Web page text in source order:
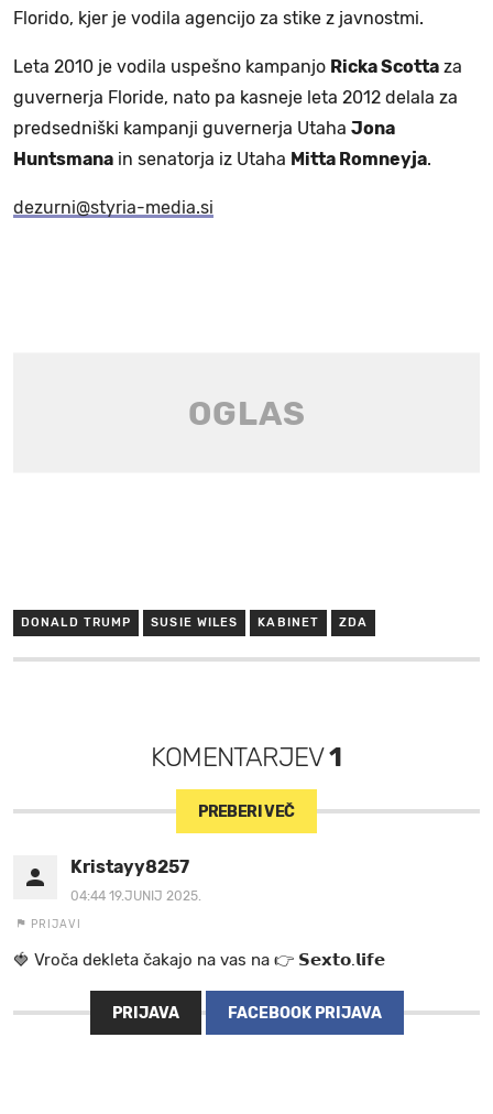
Florido, kjer je vodila agencijo za stike z javnostmi.
Leta 2010 je vodila uspešno kampanjo Ricka Scotta za
guvernerja Floride, nato pa kasneje leta 2012 delala za
predsedniški kampanji guvernerja Utaha Jona
Huntsmana in senatorja iz Utaha Mitta Romneyja.
dezurni@styria-media.si
DONALD TRUMP SUSIE WILES KABINET ZDA
KOMENTARJEV1
PREBERI VEČ
Kristayy8257
04:44 19.JUNIJ 2025.
PRIJAVI
🍓 V r o č a d e k l e t a ča k a jo na va s n a 👉 𝗦𝗲𝘅𝘁𝗼.𝗹𝗶𝗳𝗲
PRIJAVA FACEBOOK PRIJAVA